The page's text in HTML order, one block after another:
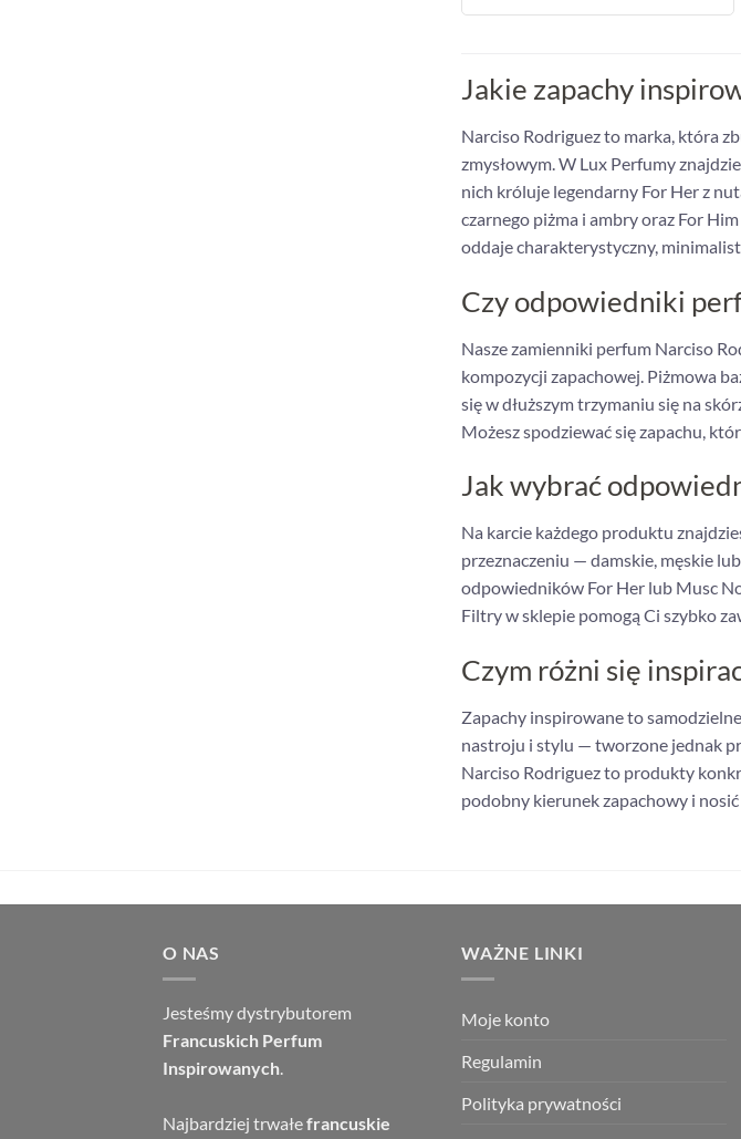
27.99 zł
Jakie zapachy
Narciso Rodriguez to marka, która
zmysłowym. W Lux Perfumy
nich króluje legendarny For Her z
czarnego piżma i ambry oraz For
oddaje charakterystyczny,
Czy odpowiedniki
Nasze zamienniki perfum Narciso
kompozycji zapachowej. Piżmowa
się w dłuższym trzymaniu się na
Możesz spodziewać się zapachu,
Jak wybrać
Na karcie każdego produktu
przeznaczeniu — damskie, męskie
odpowiedników For Her lub Musc
Filtry w sklepie pomogą Ci szybko
Czym różni się
Zapachy inspirowane to
nastroju i stylu — tworzone jednak
Narciso Rodriguez to produkty
podobny kierunek zapachowy i
O NAS
Jesteśmy dystrybutorem
Francuskich Perfum
Inspirowanych.
Najbardziej trwałefrancuskie
WAŻNE LINKI
Moje konto
Regulamin
Polityka prywatności